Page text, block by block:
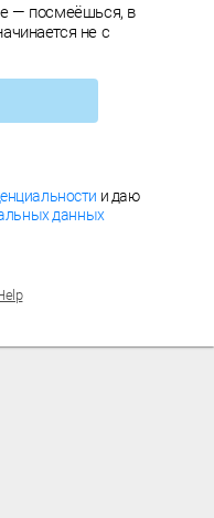
— посмеёшься, в
не с
и даю
данных